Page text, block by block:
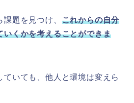
題を見つけ、 これからの自分
いくかを考えることができま
ていても、他人と環境は変えら